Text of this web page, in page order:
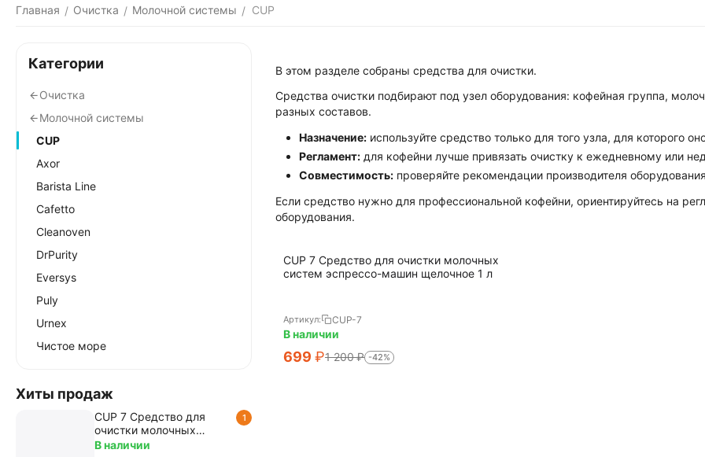
Главная / Очистка / Молочной системы / CUP
В этом разделе собраны средства для очистки.
Средства очистки подбирают под узел оборудования: кофейная группа,
разных составов.
Назначение: используйте средство только для того узла, для которого
Регламент: для кофейни лучше привязать очистку к ежедневному или
Совместимость: проверяйте рекомендации производителя
Если средство нужно для профессиональной кофейни, ориентируйтесь на
оборудования.
CUP 7 Средство для очистки молочных
систем эспрессо-машин щелочное 1 л
Артикул: CUP-7
В наличии
‍699‍ ₽1 200₽ -42%
Категории
Очистка
Молочной системы
CUP
Axor
Barista Line
Cafetto
Cleanoven
DrPurity
Eversys
Puly
Urnex
Чистое море
Хиты продаж
1
CUP 7 Средство для
очистки молочных
систем эспрессо-машин
В наличии